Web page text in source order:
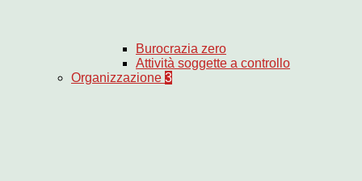
Burocrazia zero
Attività soggette a controllo
Organizzazione 3